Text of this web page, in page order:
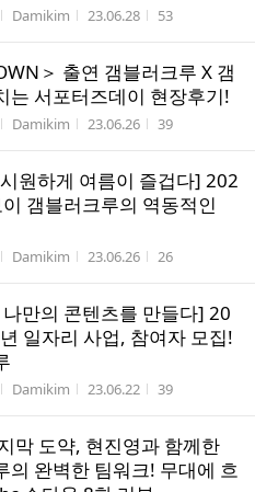
작성자
Damikim 작성시간
23.06.28 조회수
53
＞ 출연 갬블러크루 X 갬
는 서포터즈데이 현장후기!
작성자
Damikim 작성시간
23.06.26 조회수
39
원하게 여름이 즐겁다] 202
갬블러크루의 역동적인
작성자
Damikim 작성시간
23.06.26 조회수
26
만의 콘텐츠를 만들다] 20
일자리 사업, 참여자 모집!
작성자
Damikim 작성시간
23.06.22 조회수
39
막 도약, 현진영과 함께한
의 완벽한 팀워크! 무대에 흐